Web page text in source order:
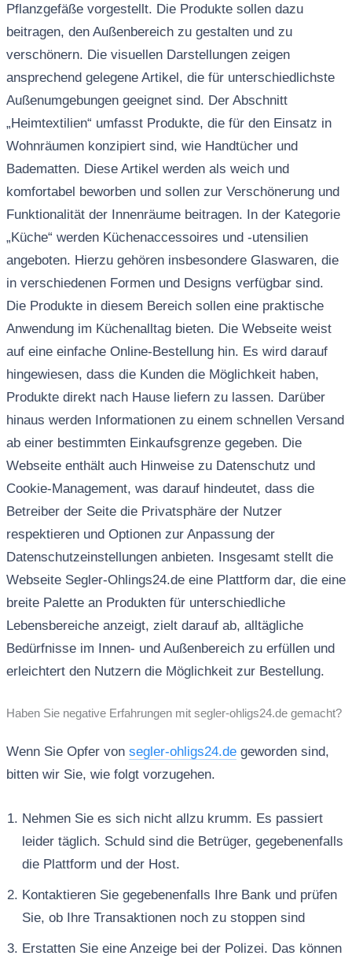
Pflanzgefäße vorgestellt. Die Produkte sollen dazu
beitragen, den Außenbereich zu gestalten und zu
verschönern. Die visuellen Darstellungen zeigen
ansprechend gelegene Artikel, die für unterschiedlichste
Außenumgebungen geeignet sind. Der Abschnitt
„Heimtextilien“ umfasst Produkte, die für den Einsatz in
Wohnräumen konzipiert sind, wie Handtücher und
Badematten. Diese Artikel werden als weich und
komfortabel beworben und sollen zur Verschönerung und
Funktionalität der Innenräume beitragen. In der Kategorie
„Küche“ werden Küchenaccessoires und -utensilien
angeboten. Hierzu gehören insbesondere Glaswaren, die
in verschiedenen Formen und Designs verfügbar sind.
Die Produkte in diesem Bereich sollen eine praktische
Anwendung im Küchenalltag bieten. Die Webseite weist
auf eine einfache Online-Bestellung hin. Es wird darauf
hingewiesen, dass die Kunden die Möglichkeit haben,
Produkte direkt nach Hause liefern zu lassen. Darüber
hinaus werden Informationen zu einem schnellen Versand
ab einer bestimmten Einkaufsgrenze gegeben. Die
Webseite enthält auch Hinweise zu Datenschutz und
Cookie-Management, was darauf hindeutet, dass die
Betreiber der Seite die Privatsphäre der Nutzer
respektieren und Optionen zur Anpassung der
Datenschutzeinstellungen anbieten. Insgesamt stellt die
Webseite Segler-Ohlings24.de eine Plattform dar, die eine
breite Palette an Produkten für unterschiedliche
Lebensbereiche anzeigt, zielt darauf ab, alltägliche
Bedürfnisse im Innen- und Außenbereich zu erfüllen und
erleichtert den Nutzern die Möglichkeit zur Bestellung.
Haben Sie negative Erfahrungen mit segler-ohligs24.de gemacht?
Wenn Sie Opfer von segler-ohligs24.degeworden sind,
bitten wir Sie, wie folgt vorzugehen.
Nehmen Sie es sich nicht allzu krumm. Es passiert
leider täglich. Schuld sind die Betrüger, gegebenenfalls
die Plattform und der Host.
Kontaktieren Sie gegebenenfalls Ihre Bank und prüfen
Sie, ob Ihre Transaktionen noch zu stoppen sind
Erstatten Sie eine Anzeige bei der Polizei. Das können